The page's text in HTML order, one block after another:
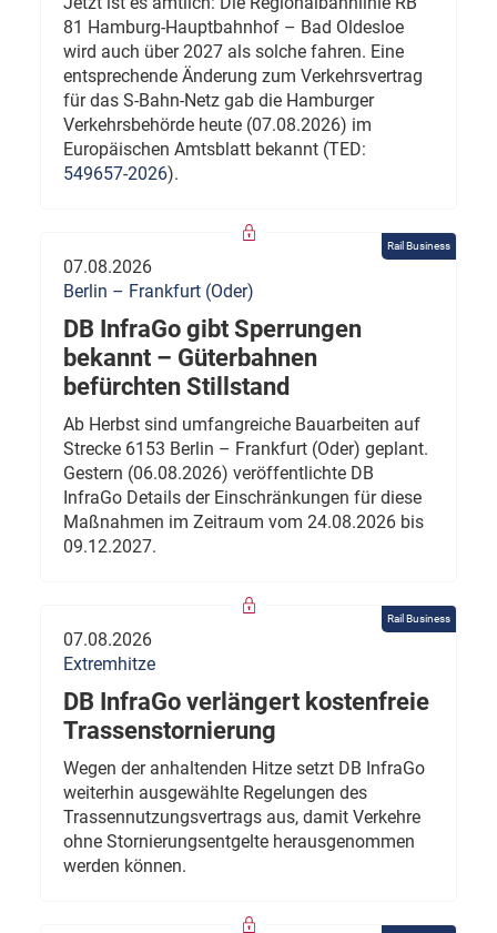
81 Hamburg-Hauptbahnhof – Bad Oldesloe
wird auch über 2027 als solche fahren. Eine
entsprechende Änderung zum Verkehrsvertrag
für das S-Bahn-Netz gab die Hamburger
Verkehrsbehörde heute (07.08.2026) im
Europäischen Amtsblatt bekannt (TED:
549657-2026).
Rail Business
07.08.2026
Berlin – Frankfurt (Oder)
DB InfraGo gibt Sperrungen
bekannt – Güterbahnen
befürchten Stillstand
Ab Herbst sind umfangreiche Bauarbeiten auf
Strecke 6153 Berlin – Frankfurt (Oder) geplant.
Gestern (06.08.2026) veröffentlichte DB
InfraGo Details der Einschränkungen für diese
Maßnahmen im Zeitraum vom 24.08.2026 bis
09.12.2027.
Rail Business
07.08.2026
Extremhitze
DB InfraGo verlängert kostenfreie
Trassenstornierung
Wegen der anhaltenden Hitze setzt DB InfraGo
weiterhin ausgewählte Regelungen des
Trassennutzungsvertrags aus, damit Verkehre
ohne Stornierungsentgelte herausgenommen
werden können.